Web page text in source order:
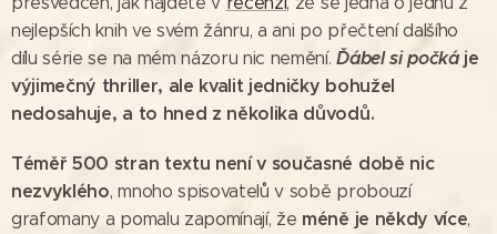
nejlepších knih ve svém žánru, a ani po přečtení dalšího
dílu série se na mém názoru nic nemění.Ďábel si počkáje
výjimečný thriller, ale kvalit jedničky bohužel
nedosahuje, a to hned z několika důvodů.
Téměř 500 stran textu není v současné době nic
nezvyklého, mnoho spisovatelů v sobě probouzí
grafomany a pomalu zapomínají, že méně je někdy více,